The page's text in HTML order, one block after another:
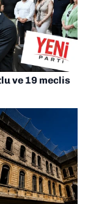
ve 19 meclis